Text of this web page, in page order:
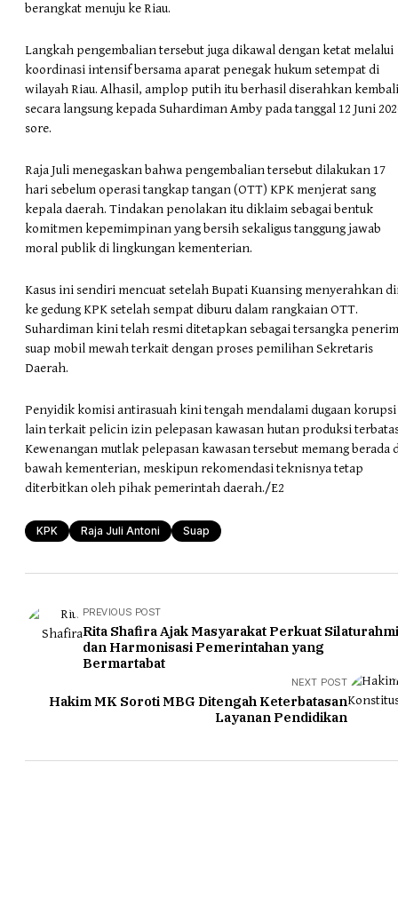
berangkat menuju ke Riau.
Langkah pengembalian tersebut juga dikawal dengan ketat melalui
koordinasi intensif bersama aparat penegak hukum setempat di
wilayah Riau. Alhasil, amplop putih itu berhasil diserahkan kembali
secara langsung kepada Suhardiman Amby pada tanggal 12 Juni
sore.
Raja Juli menegaskan bahwa pengembalian tersebut dilakukan 17
hari sebelum operasi tangkap tangan (OTT) KPK menjerat sang
kepala daerah. Tindakan penolakan itu diklaim sebagai bentuk
komitmen kepemimpinan yang bersih sekaligus tanggung jawab
moral publik di lingkungan kementerian.
Kasus ini sendiri mencuat setelah Bupati Kuansing menyerahkan
ke gedung KPK setelah sempat diburu dalam rangkaian OTT.
Suhardiman kini telah resmi ditetapkan sebagai tersangka
suap mobil mewah terkait dengan proses pemilihan Sekretaris
Daerah.
Penyidik komisi antirasuah kini tengah mendalami dugaan korupsi
lain terkait pelicin izin pelepasan kawasan hutan produksi
Kewenangan mutlak pelepasan kawasan tersebut memang berada
bawah kementerian, meskipun rekomendasi teknisnya tetap
diterbitkan oleh pihak pemerintah daerah./E2
KPK Raja Juli Antoni Suap
PREVIOUS POST
Rita Shafira Ajak Masyarakat Perkuat Silaturahmi
dan Harmonisasi Pemerintahan yang
Bermartabat
NEXT POST
Hakim MK Soroti MBG Ditengah Keterbatasan
Layanan Pendidikan